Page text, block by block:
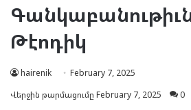
Թէոդիկ
hairenik
February 7, 2025
Վերջին թարմացումը February 7, 2025
0